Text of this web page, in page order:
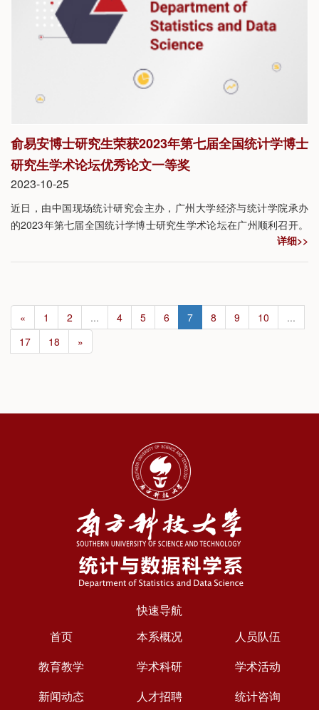
俞易安博士研究生荣获2023年第七届全国统计学博士
研究生学术论坛优秀论文一等奖
2023-10-25
近日，由中国现场统计研究会主办，广州大学经济与统计学院承办
的2023年第七届全国统计学博士研究生学术论坛在广州顺利召开。
论坛期间，来自清华大学、中国人民大学、武汉大学等高校的36位
统计学博士分别围绕相应的主题作了学术报告，最终经专家组评
详细>>
« 1 2 ... 4 5 6 7 8 9 10
...
17
18 »
快速导航
首页
本系概况
人员队伍
教育教学
学术科研
学术活动
新闻动态
人才招聘 统计咨询